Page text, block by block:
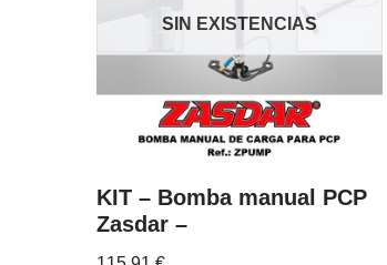
SIN EXISTENCIAS
KIT – Bomba manual PCP
Zasdar –